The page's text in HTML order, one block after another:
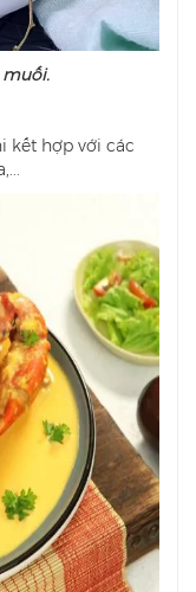
muối.
kết hợp với các